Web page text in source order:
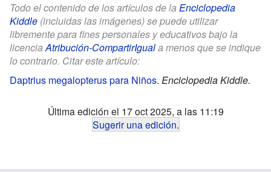
Todo el contenido de los artículos de la Enciclopedia
Kiddle (incluidas las imágenes) se puede utilizar
libremente para fines personales y educativos bajo la
licenciaAtribución-CompartirIguala menos que se indique
lo contrario. Citar este artículo:
Daptrius megalopterus para Niños. Enciclopedia Kiddle.
Última edición el 17 oct 2025, a las 11:19
Sugerir una edición.